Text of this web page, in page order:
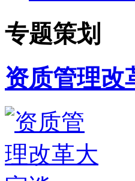
专题策划
资质管理改